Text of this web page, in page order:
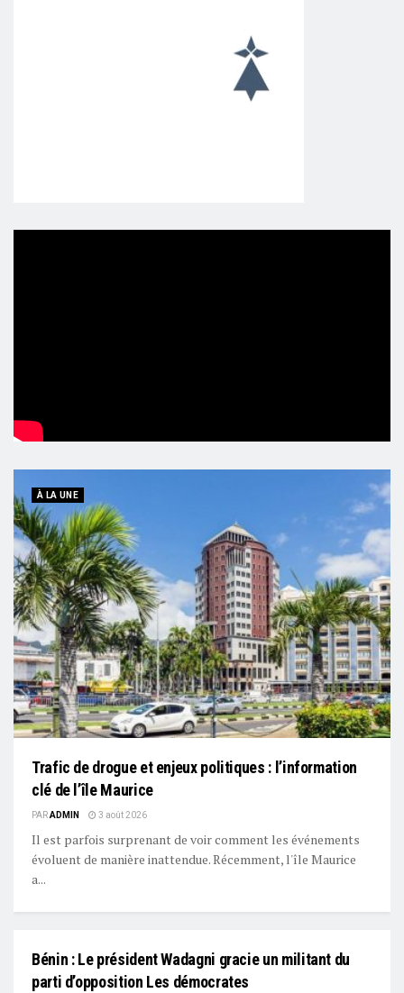
À LA UNE
Trafic de drogue et enjeux politiques : l’information
clé de l’île Maurice
PARADMIN 3 août 2026
Il est parfois surprenant de voir comment les événements
évoluent de manière inattendue. Récemment, l'île Maurice
a...
L'EDITO
Bénin : Le président Wadagni gracie un militant du
parti d’opposition Les démocrates